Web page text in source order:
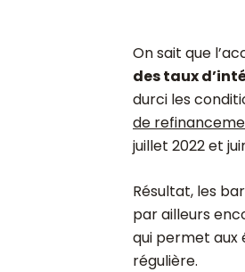
On sait que
des taux
durci les
de
juillet 2022 et
Résultat, les
par ailleurs
qui permet aux
régulière.